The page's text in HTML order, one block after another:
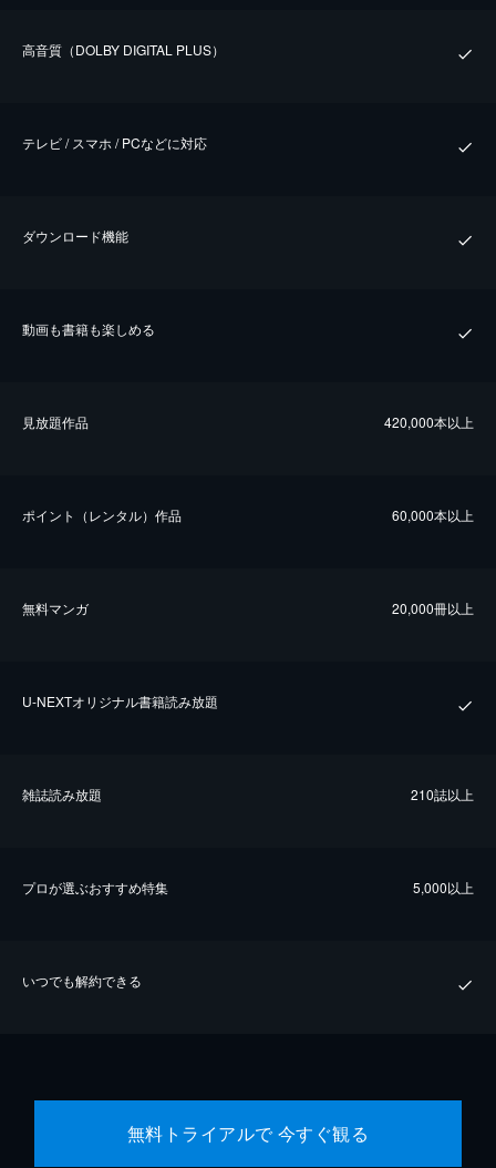
⾼⾳質（DOLBY DIGITAL PLUS）
テレビ / スマホ / PCなどに対応
ダウンロード機能
動画も書籍も楽しめる
⾒放題作品 420,000本以上
ポイント（レンタル）作品 60,000本以上
無料マンガ 20,000冊以上
U-NEXTオリジナル書籍読み放題
雑誌読み放題 210誌以上
プロが選ぶおすすめ特集 5,000以上
いつでも解約できる
無料トライアルで 今すぐ観る